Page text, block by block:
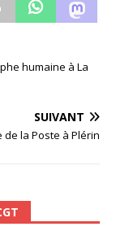
humaine à La
SUIVANT
la Poste à Plérin